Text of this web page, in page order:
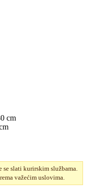
slati kurirskim službama.
važećim uslovima.